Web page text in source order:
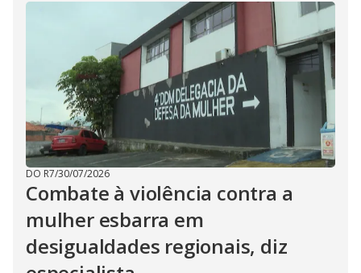
DO R7/30/07/2026
Combate à violência contra a
mulher esbarra em
desigualdades regionais, diz